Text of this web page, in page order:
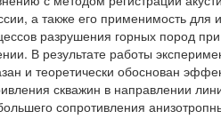
а также его применимость для
разрушения горных пород при
В результате работы
и теоретически обоснован
скважин в направлении
сопротивления